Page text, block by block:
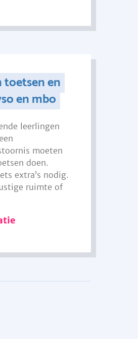
toetsen en
en mbo
leerlingen
moeten
doen.
extra’s nodig.
ruimte of